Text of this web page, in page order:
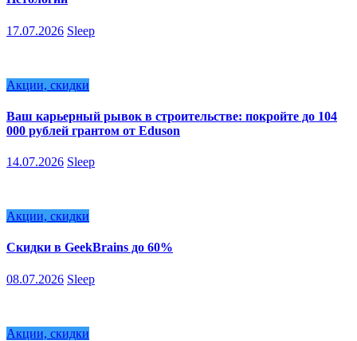
17.07.2026 Sleep
Акции, скидки
Ваш карьерный рывок в строительстве: покройте до 104
000 рублей грантом от Eduson
14.07.2026 Sleep
Акции, скидки
Скидки в GeekBrains до 60%
08.07.2026 Sleep
Акции, скидки